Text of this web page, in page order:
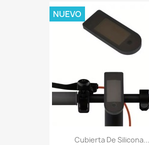
Cubierta De Silicona...
NUEVO